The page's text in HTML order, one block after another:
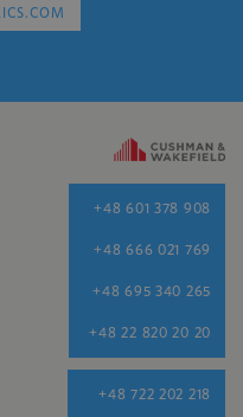
+48 601 378 908
+48 666 021 769
+48 695 340 265
+48 22 820 20 20
+48 722 202 218